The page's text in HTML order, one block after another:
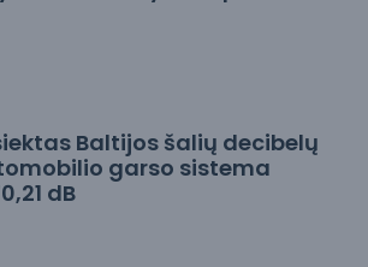
Baltijos šalių decibelų
garso sistema
dB